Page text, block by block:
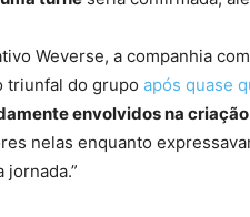
Weverse, a companhia
triunfal do grupo após quase
envolvidos na
nelas enquanto
jornada.”